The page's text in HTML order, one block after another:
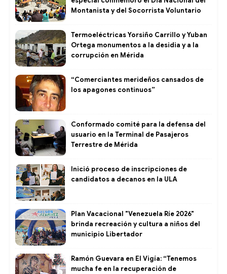
Montanista y del Socorrista Voluntario
Termoeléctricas Yorsiño Carrillo y Yuban
Ortega monumentos a la desidia y a la
corrupción en Mérida
“Comerciantes merideños cansados de
los apagones continuos”
Conformado comité para la defensa del
usuario en la Terminal de Pasajeros
Terrestre de Mérida
Inició proceso de inscripciones de
candidatos a decanos en la ULA
Plan Vacacional "Venezuela Ríe 2026"
brinda recreación y cultura a niños del
municipio Libertador
Ramón Guevara en El Vigía: “Tenemos
mucha fe en la recuperación de